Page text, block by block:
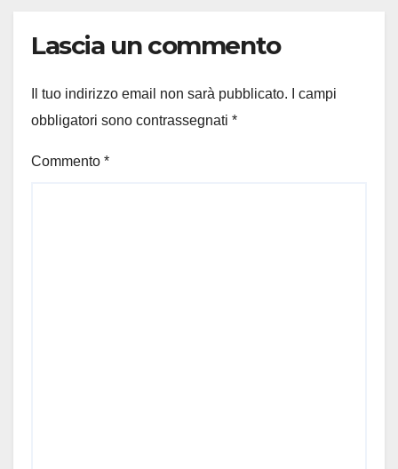
Lascia un commento
Il tuo indirizzo email non sarà pubblicato.
I campi
obbligatori sono contrassegnati *
Commento *